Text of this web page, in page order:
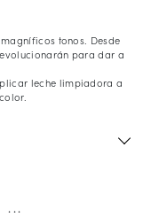
tonos. Desde
para dar a
leche limpiadora a
...